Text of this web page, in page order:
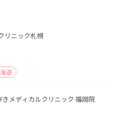
リニック札幌
道
きメディカルクリニック 福岡院